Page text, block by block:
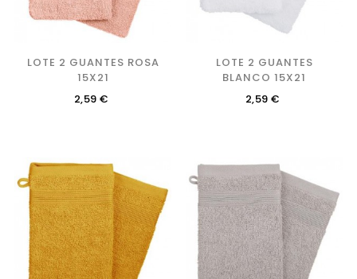
LOTE 2 GUANTES ROSA
15X21
Precio
2,59 €
LOTE 2 GUANTES
BLANCO 15X21
Precio
2,59 €